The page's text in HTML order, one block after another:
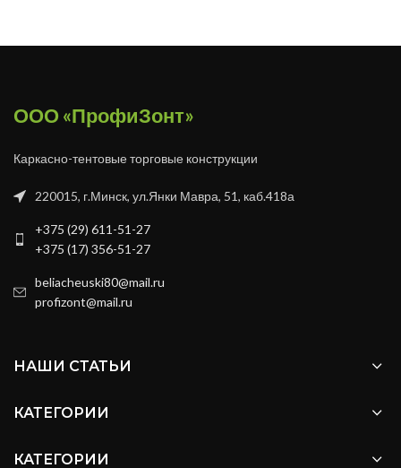
ООО «ПрофиЗонт»
Каркасно-тентовые торговые конструкции
220015, г.Минск, ул.Янки Мавра, 51, каб.418а
+375 (29) 611-51-27
+375 (17) 356-51-27
beliacheuski80@mail.ru
profizont@mail.ru
НАШИ СТАТЬИ
КАТЕГОРИИ
КАТЕГОРИИ